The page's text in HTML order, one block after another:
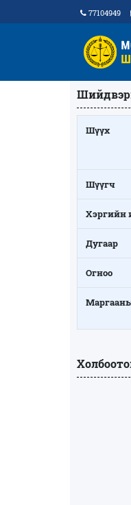
77104949
Шүүх
Шүүгч
Хэргийн
Дугаар
Огноо